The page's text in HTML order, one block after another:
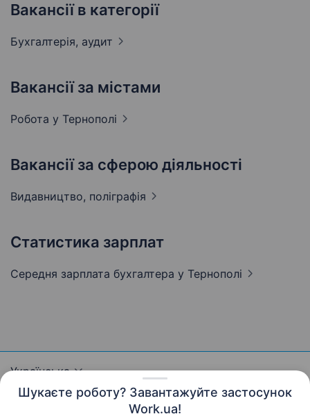
Шукаєте роботу? Завантажуйте застосунок
Work.ua!
Вакансії в категорії
Бухгалтерія, аудит
Вакансії за містами
Робота у Тернополі
Вакансії за сферою діяльності
Видавництво, поліграфія
Статистика зарплат
Середня зарплата бухгалтера у Тернополі
Українська